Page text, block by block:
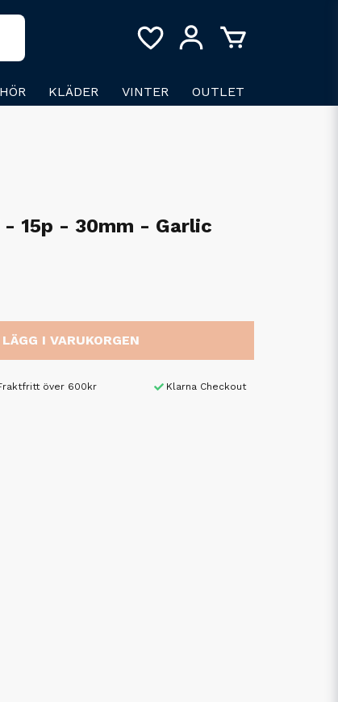
KLÄDER VINTER OUTLET
15p - 30mm - Garlic
LÄGG I VARUKORGEN
över 600kr Klarna Checkout